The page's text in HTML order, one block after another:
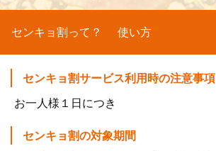
センキョ割って？ 使い方
センキョ割サービス利用時の注意事項
お一人様１日につき
センキョ割の対象期間